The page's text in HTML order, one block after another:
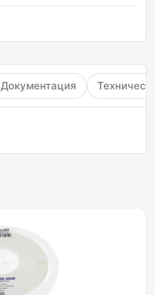
Документация